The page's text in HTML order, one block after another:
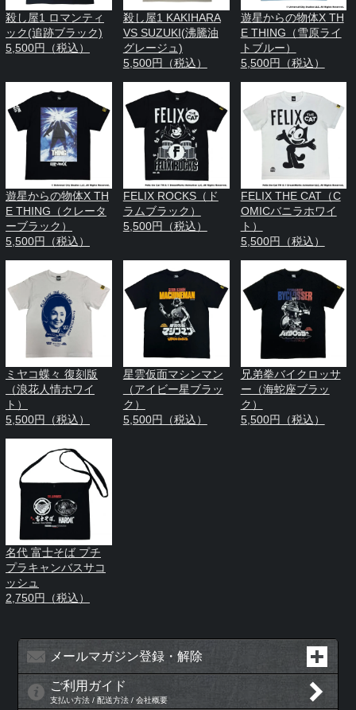
殺し屋1 ロマンティ
ック(追跡ブラック)
5,500円（税込）
殺し屋1 KAKIHARA
VS SUZUKI(沸騰油
グレージュ)
5,500円（税込）
遊星からの物体X TH
E THING（雪原ライ
トブルー）
5,500円（税込）
遊星からの物体X TH
E THING（クレータ
ーブラック）
5,500円（税込）
FELIX ROCKS（ド
ラムブラック）
5,500円（税込）
FELIX THE CAT（C
OMICバニラホワイ
ト）
5,500円（税込）
ミヤコ蝶々 復刻版
（浪花人情ホワイ
ト）
5,500円（税込）
星雲仮面マシンマン
（アイビー星ブラッ
ク）
5,500円（税込）
兄弟拳バイクロッサ
ー（海蛇座ブラッ
ク）
5,500円（税込）
名代 富士そば プチ
プラキャンバスサコ
ッシュ
2,750円（税込）
メールマガジン登録・解除
ご利用ガイド
支払い方法 / 配送方法 / 会社概要